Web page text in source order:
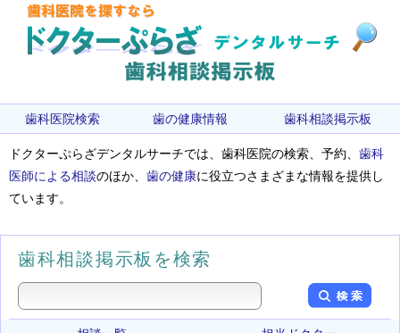
歯科医院検索 歯の健康情報 歯科相談掲示板
ドクターぷらざデンタルサーチでは、歯科医院の検索、予約、 歯科
医師による相談のほか、 歯の健康に役立つさまざまな情報を提供し
ています。
歯科相談掲示板を検索